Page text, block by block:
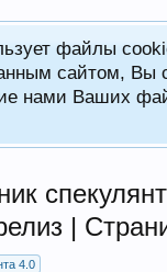
файлы
сайтом, Вы
нами Ваших
|
4.0